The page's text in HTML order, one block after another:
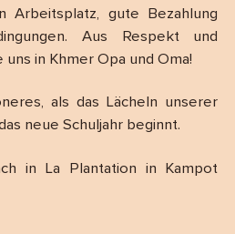
Arbeitsplatz, gute Bezahlung
Aus Respekt und
in Khmer Opa und Oma!
als das Lächeln unserer
neue Schuljahr beginnt.
in La Plantation in Kampot